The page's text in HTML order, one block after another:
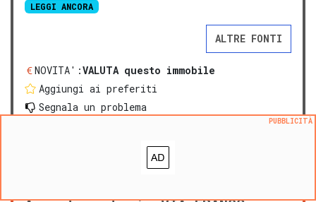
LEGGI ANCORA
ALTRE FONTI
NOVITA':VALUTA questo immobile
Aggiungi ai preferiti
Segnala un problema
PUBBLICITÀ